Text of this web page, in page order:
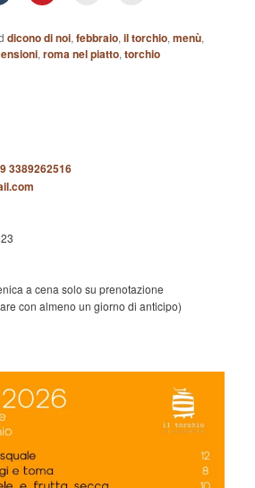
dicono di noi,febbraio,il torchio,menù,
,roma nel piatto,torchio
3389262516
a cena solo su prenotazione
con almeno un giorno di anticipo)